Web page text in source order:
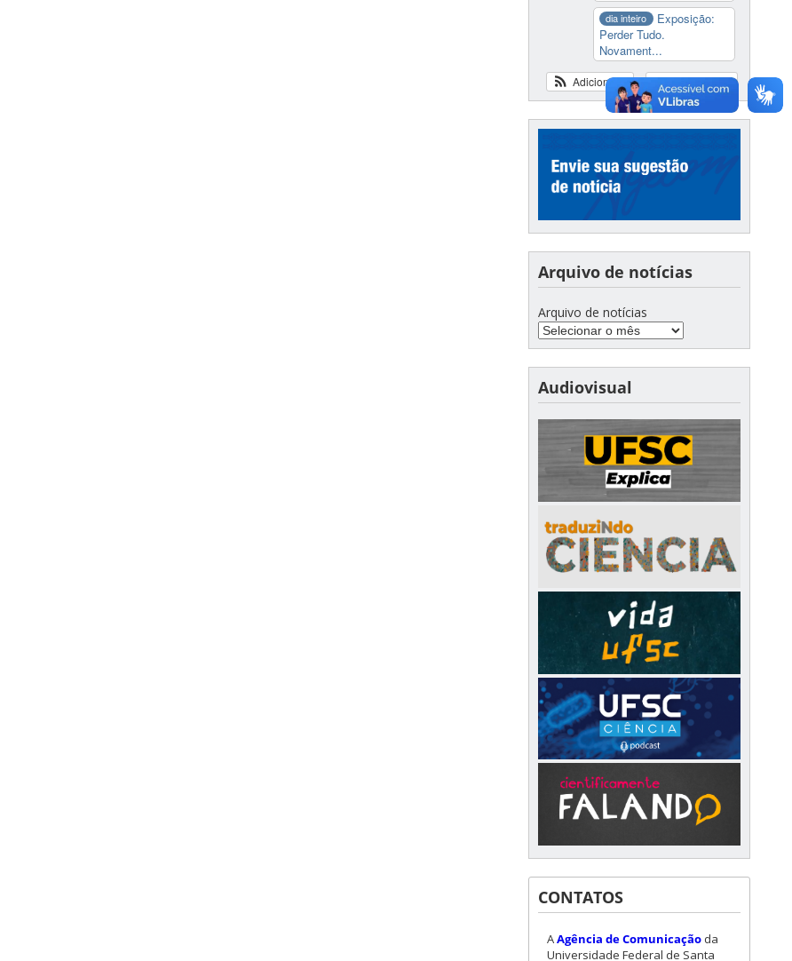
dia inteiro
Exposição:
Perder Tudo.
Novament...
Ver calendário
Adicionar
Arquivo de notícias
Arquivo de notícias
Audiovisual
CONTATOS
AAgência de Comunicação da
Universidade Federal de Santa